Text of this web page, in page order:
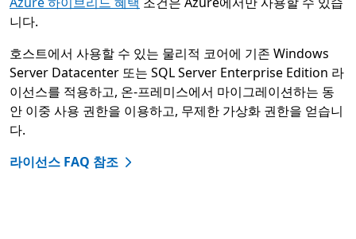
니다.
호스트에서 사용할 수 있는 물리적 코어에 기존 Windows
Server Datacenter 또는 SQL Server Enterprise Edition 라
이선스를 적용하고, 온-프레미스에서 마이그레이션하는 동
안 이중 사용 권한을 이용하고, 무제한 가상화 권한을 얻습니
다.
라이선스 FAQ 참조